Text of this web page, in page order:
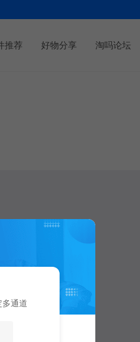
推荐 好物分享 淘吗论坛
通道